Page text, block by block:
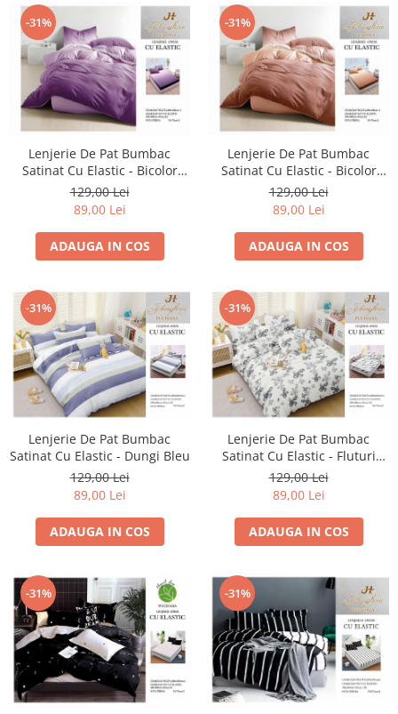
-31%
Lenjerie De Pat Bumbac
Satinat Cu Elastic - Bicolor
Mov Inchis
129,00 Lei
89,00 Lei
ADAUGA IN COS
-31%
Lenjerie De Pat Bumbac
Satinat Cu Elastic - Bicolor
Caramiziu
129,00 Lei
89,00 Lei
ADAUGA IN COS
-31%
Lenjerie De Pat Bumbac
Satinat Cu Elastic - Dungi Bleu
129,00 Lei
89,00 Lei
ADAUGA IN COS
-31%
Lenjerie De Pat Bumbac
Satinat Cu Elastic - Fluturi
Pictati
129,00 Lei
89,00 Lei
ADAUGA IN COS
-31% -31%